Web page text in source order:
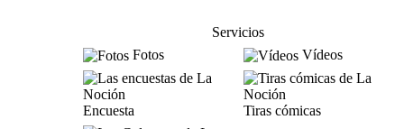
Servicios
Fotos
Vídeos
Encuesta Tiras cómicas